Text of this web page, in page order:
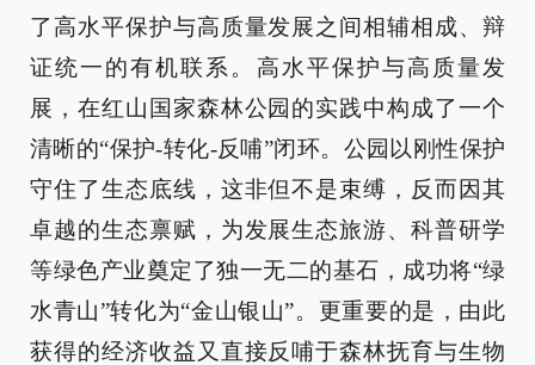
了高水平保护与高质量发展之间相辅相成、辩
证统一的有机联系。高水平保护与高质量发
展，在红山国家森林公园的实践中构成了一个
清晰的“保护-转化-反哺”闭环。公园以刚性保护
守住了生态底线，这非但不是束缚，反而因其
卓越的生态禀赋，为发展生态旅游、科普研学
等绿色产业奠定了独一无二的基石，成功将“绿
水青山”转化为“金山银山”。更重要的是，由此
获得的经济收益又直接反哺于森林抚育与生物